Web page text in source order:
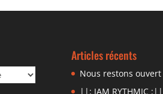
Articles récents
Nous restons ouvert
||: JAM RYTHMIC